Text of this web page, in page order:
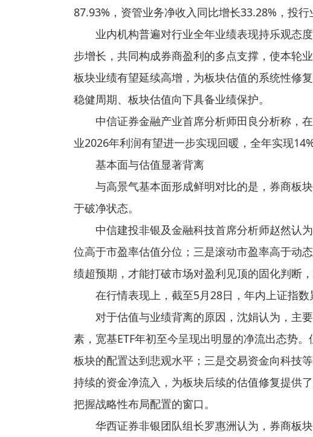
87.93%，资管业务净收入同比增长33.28%，投
业内机构普遍对行业全年业绩表现持乐观态
步增长，共同构成券商盈利的多点支撑，使本轮
板块业绩有望延续高增，为板块估值的系统性修
稳健周期、板块估值向下具备业绩保护。
中信证券金融产业首席分析师田良分析称，
业2026年利润有望进一步实现回暖，全年实现
基本面与估值显著背离
与高景气基本面形成鲜明对比的是，券商板
于破净状态。
中信建投非银及金融科技首席分析师赵然认
位高于市盈率估值分位；三是滚动市盈率高于动
绩超预期，才能打破市场对盈利见顶的固化判断
在行情表现上，截至5月28日，年内上证指数
对于估值与业绩背离的原因，沈娟认为，主
素，宽基ETF年初至今呈现出明显的净流出态势
板块的配置达到悲观水平；三是交易资金向科技
持续的资金净流入，为板块后续的估值修复提供
把握战略性布局配置的窗口。
华西证券非银团队组长罗惠洲认为，券商板